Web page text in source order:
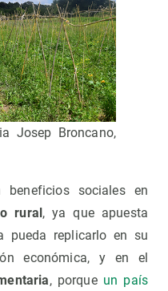
Josep Broncano,
beneficios sociales en
rural, ya que apuesta
pueda replicarlo en su
económica, y en el
, porque un país